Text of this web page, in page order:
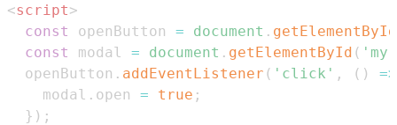
<script>
const
openButton = document . getElementById
const
modal = document . getElementById (
  openButton
. addEventListener ( 'click' , ( )
=>
    modal
. open = true ;
} ) ;